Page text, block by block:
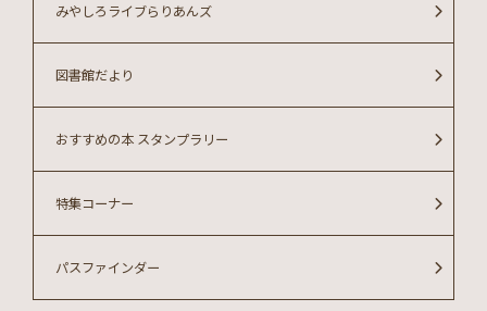
みやしろライブらりあんズ
図書館だより
おすすめの本 スタンプラリー
特集コーナー
パスファインダー